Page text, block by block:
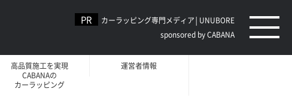
カーラッピング専門メディア│UNUBORE
sponsored by CABANA
高品質施工を実現
CABANAの
カーラッピング
運営者情報